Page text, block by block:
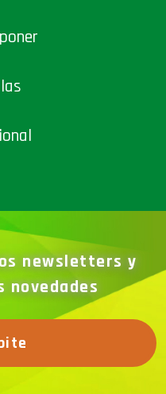
newsletters y
novedades